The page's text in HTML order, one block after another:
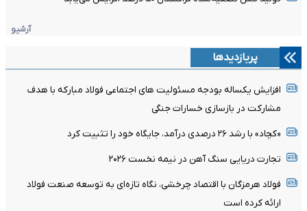
آرشیو
پربازدیدها
افزایش یکساله بودجه مسئولیت های اجتماعی فولاد مبارکه با هدف
مشارکت در بازسازی خسارات جنگی
«کچاد» با رشد ۲۶ درصدی درآمد، جایگاه خود را تثبیت کرد
تجارت دریایی سنگ آهن در نیمه نخست ۲۰۲۶
فولاد هرمزگان با اقتصاد چرخشی، نگاه تازه‌ای به توسعه صنعت فولاد
ارائه کرده است